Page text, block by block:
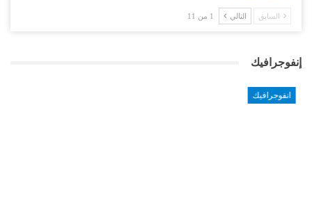
السابق التالي 1 من 11
إنفوجرافيك
انفوجرافيك